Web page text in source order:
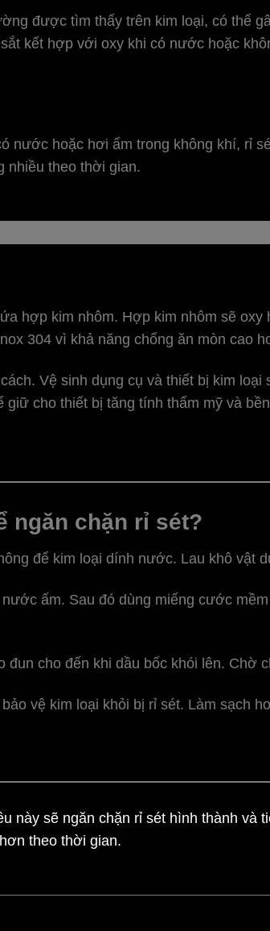
được tìm thấy trên kim loại, có thể
kết hợp với oxy khi có nước hoặc
nước hoặc hơi ẩm trong không khí, rỉ
nhiều theo thời gian.
hợp kim nhôm. Hợp kim nhôm sẽ
304 vì khả năng chống ăn mòn cao
Vệ sinh dụng cụ và thiết bị kim
cho thiết bị tăng tính thẩm mỹ và
ngăn chặn rỉ sét?
để kim loại dính nước. Lau khô vật
ấm. Sau đó dùng miếng cước
cho đến khi dầu bốc khói lên. Chờ
vệ kim loại khỏi bị rỉ sét. Làm sạch
này sẽ ngăn chặn rỉ sét hình thành
theo thời gian.